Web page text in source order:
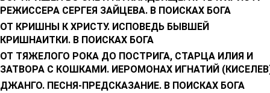
РЕЖИССЕРА СЕРГЕЯ ЗАЙЦЕВА. В ПОИСКАХ БОГА
ОТ КРИШНЫ К ХРИСТУ. ИСПОВЕДЬ БЫВШЕЙ
КРИШНАИТКИ. В ПОИСКАХ БОГА
ОТ ТЯЖЕЛОГО РОКА ДО ПОСТРИГА, СТАРЦА ИЛИЯ И
ЗАТВОРА С КОШКАМИ. ИЕРОМОНАХ ИГНАТИЙ
ДЖАНГО. ПЕСНЯ-ПРЕДСКАЗАНИЕ. В ПОИСКАХ БОГА